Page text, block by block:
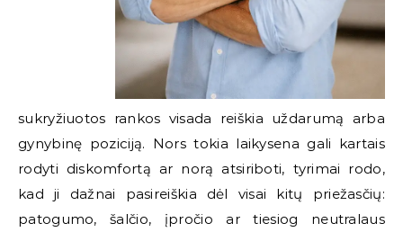
sukryžiuotos rankos visada reiškia uždarumą arba
gynybinę poziciją. Nors tokia laikysena gali kartais
rodyti diskomfortą ar norą atsiriboti, tyrimai rodo,
kad ji dažnai pasireiškia dėl visai kitų priežasčių:
patogumo, šalčio, įpročio ar tiesiog neutralaus